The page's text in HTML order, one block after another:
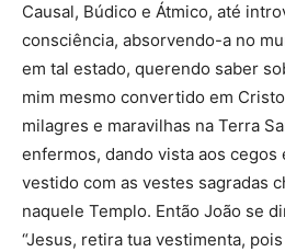
Causal, Búdico e Átmico, até
consciência, absorvendo-a no
em tal estado, querendo saber
mim mesmo convertido em
milagres e maravilhas na Terra
enfermos, dando vista aos cegos
vestido com as vestes sagradas
naquele Templo. Então João se
“Jesus, retira tua vestimenta,